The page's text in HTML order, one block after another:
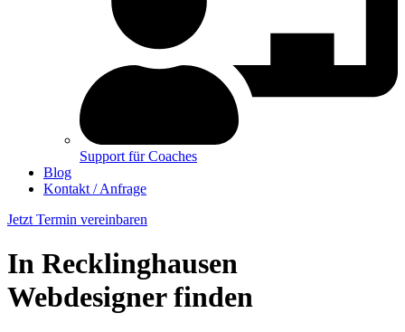
Support für Coaches
Blog
Kontakt / Anfrage
Jetzt Termin vereinbaren
In Recklinghausen
Webdesigner finden